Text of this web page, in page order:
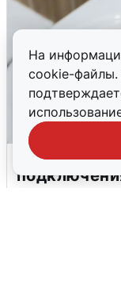
На
cookie-файлы.
В